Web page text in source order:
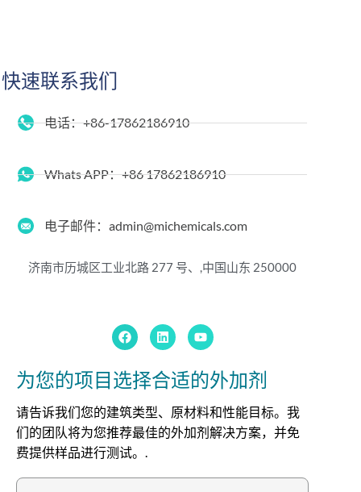
快速联系我们
电话：+86-17862186910
Whats APP：+86 17862186910
电子邮件：admin@michemicals.com
济南市历城区工业北路 277 号、,中国山东 250000
为您的项目选择合适的外加剂
请告诉我们您的建筑类型、原材料和性能目标。我
们的团队将为您推荐最佳的外加剂解决方案，并免
费提供样品进行测试。.